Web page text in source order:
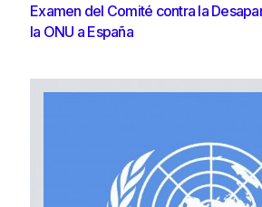
Examen del Comité contra la
la ONU a España